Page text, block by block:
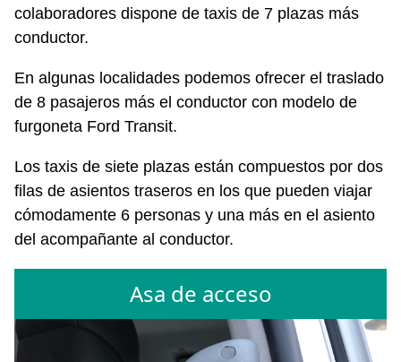
colaboradores dispone de taxis de 7 plazas más
conductor.
En algunas localidades podemos ofrecer el traslado
de 8 pasajeros más el conductor con modelo de
furgoneta Ford Transit.
Los taxis de siete plazas están compuestos por dos
filas de asientos traseros en los que pueden viajar
cómodamente 6 personas y una más en el asiento
del acompañante al conductor.
Asa de acceso